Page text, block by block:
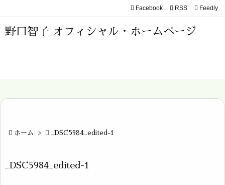
野口智子 オフィシャル・ホームページ

前へ

Facebook  RSS Feedly
 ホーム >  _DSC5984_edited-1
_DSC5984_edited-1